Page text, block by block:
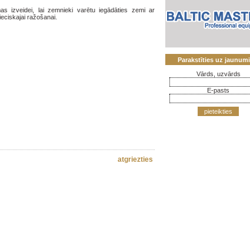
izveidei, lai zemnieki varētu iegādāties zemi ar
ražošanai.
atgriezties
Parakstīties uz
Vārds, uzvārds
E-pasts
pieteikties